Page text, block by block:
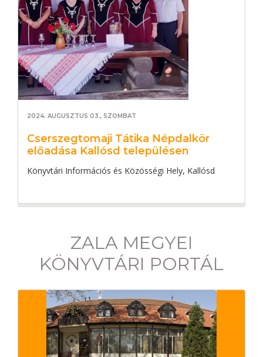
2024. AUGUSZTUS 03., SZOMBAT
Cserszegtomaji Tátika Népdalkör
előadása Kallósd településen
Könyvtári Információs és Közösségi Hely, Kallósd
ZALA MEGYEI
KÖNYVTÁRI PORTÁL